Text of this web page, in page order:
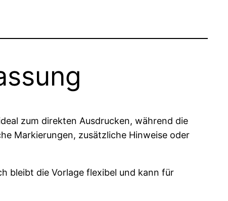
zum direkten Ausdrucken, während die
Markierungen, zusätzliche Hinweise oder
bleibt die Vorlage flexibel und kann für